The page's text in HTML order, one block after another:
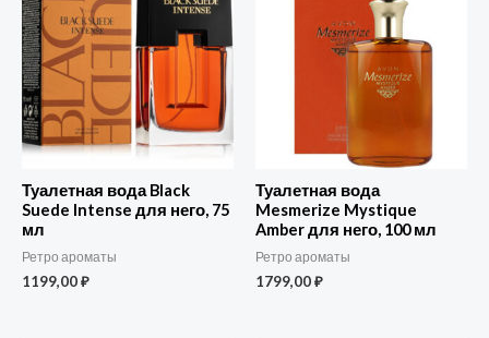
Туалетная вода Black
Suede Intense для него, 75
мл
Ретро ароматы
1199,00₽
Туалетная вода
Mesmerize Mystique
Amber для него, 100 мл
Ретро ароматы
1799,00₽